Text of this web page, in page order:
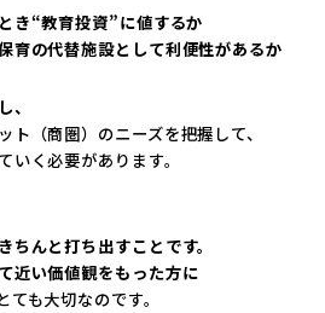
き“教育投資”に値するか
育の代替施設として利便性があるか
、
（商圏）のニーズを把握して、
いく必要があります。
んと打ち出すことです。
近い価値観をもった方に
ても大切なのです。